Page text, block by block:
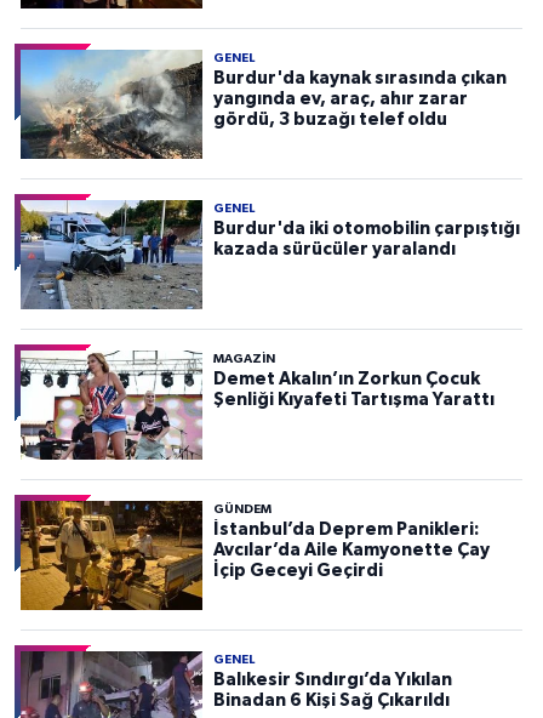
GENEL
Burdur'da kaynak sırasında çıkan
yangında ev, araç, ahır zarar
gördü, 3 buzağı telef oldu
GENEL
Burdur'da iki otomobilin çarpıştığı
kazada sürücüler yaralandı
MAGAZİN
Demet Akalın’ın Zorkun Çocuk
Şenliği Kıyafeti Tartışma Yarattı
GÜNDEM
İstanbul’da Deprem Panikleri:
Avcılar’da Aile Kamyonette Çay
İçip Geceyi Geçirdi
GENEL
Balıkesir Sındırgı’da Yıkılan
Binadan 6 Kişi Sağ Çıkarıldı